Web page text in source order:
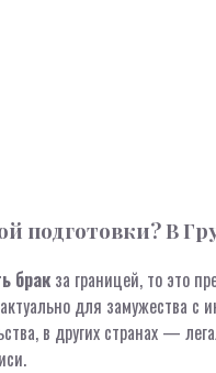
подготовки? В
брак за границей, то это
для замужества с
в других странах —